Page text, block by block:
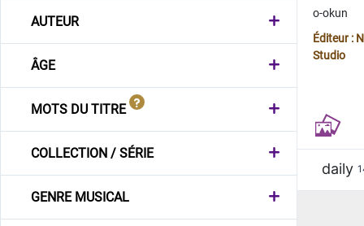
AUTEUR
ÂGE
MOTS DU TITRE
COLLECTION / SÉRIE
GENRE MUSICAL
o-okun
Éditeur :
Studio
daily